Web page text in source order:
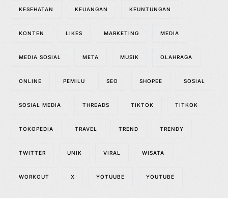
KESEHATAN KEUANGAN KEUNTUNGAN
KONTEN LIKES MARKETING MEDIA
MEDIA SOSIAL META MUSIK OLAHRAGA
ONLINE PEMILU SEO SHOPEE SOSIAL
SOSIAL MEDIA THREADS TIKTOK TITKOK
TOKOPEDIA TRAVEL TREND TRENDY
TWITTER UNIK VIRAL WISATA
WORKOUT X YOTUUBE YOUTUBE